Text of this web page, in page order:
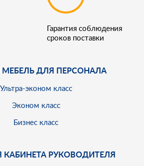
Гарантия соблюдения
сроков поставки
ДЛЯ ПЕРСОНАЛА
Ультра-эконом класс
Эконом класс
Бизнес класс
КАБИНЕТА РУКОВОДИТЕЛЯ